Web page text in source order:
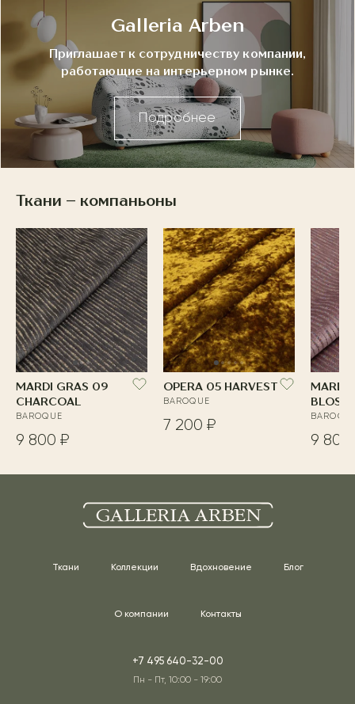
Galleria Arben
Приглашает к сотрудничеству компании,
работающие на интерьерном рынке.
Подробнее
Ткани – компаньоны
MARDI GRAS 09
CHARCOAL
BAROQUE
9 800 ₽
OPERA 05 HARVEST
BAROQUE
7 200 ₽
MARDI
9 800
Ткани Коллекции Вдохновение Блог
О компании Контакты
+7 495 640-32-00
Пн - Пт, 10:00 - 19:00